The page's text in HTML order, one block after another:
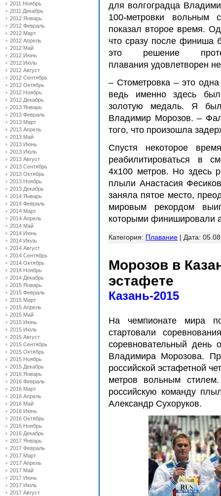
2011 Ноябрь
2011 Декабрь
2012 Январь
2012 Февраль
2012 Март
2012 Апрель
2012 Май
2012 Июнь
2012 Июль
2012 Август
2012 Сентябрь
2012 Октябрь
2012 Ноябрь
2012 Декабрь
2013 Январь
2013 Февраль
2013 Март
2013 Апрель
2013 Май
2013 Июнь
2013 Июль
2013 Август
2013 Сентябрь
2013 Октябрь
2013 Ноябрь
2013 Декабрь
2014 Январь
2014 Февраль
2014 Март
2014 Апрель
2014 Май
2014 Июнь
2014 Июль
2014 Август
2014 Сентябрь
2014 Октябрь
2014 Ноябрь
2014 Декабрь
2015 Январь
2015 Февраль
2015 Март
2015 Апрель
2015 Май
2015 Июнь
2015 Июль
2015 Август
2015 Сентябрь
2015 Октябрь
2015 Ноябрь
2015 Декабрь
2016 Январь
2016 Февраль
2016 Март
2016 Апрель
2016 Май
2016 Июнь
2016 Октябрь
2016 Ноябрь
2016 Декабрь
2017 Январь
2017 Февраль
2017 Март
2017 Апрель
2017 Май
2017 Июнь
2017 Июль
2017 Август
для волгоградца
100-метровки вольным
показал второе время.
что сразу после финиша
это решение
плавания удовлетворен
– Стометровка – это
ведь именно здесь
золотую медаль. Я
Владимир Морозов. –
того, что произошла
Спустя некоторое
реабилитироваться в
4х100 метров. Но здесь
плыли Анастасия
заняла пятое место,
мировым рекордом
которыми финишировали
Категория: Плавание | Дата:
Морозов в
эстафете
Казань-2015
На чемпионате мира
стартовали
соревновательный день
Владимира Морозова.
российской эстафетной
метров вольным
российскую команду
Александр Сухоруков.